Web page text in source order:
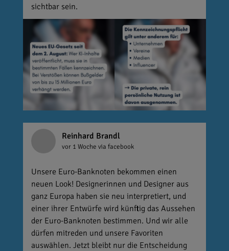
sichtbar sein.
Reinhard Brandl
vor 1 Woche via facebook
Unsere Euro-Banknoten bekommen einen
neuen Look! Designerinnen und Designer aus
ganz Europa haben sie neu interpretiert, und
einer ihrer Entwürfe wird künftig das Aussehen
der Euro-Banknoten bestimmen. Und wir alle
dürfen mitreden und unsere Favoriten
auswählen. Jetzt bleibt nur die Entscheidung